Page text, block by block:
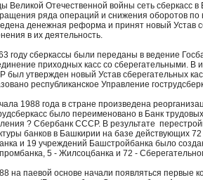
Великой Отечественной войны сеть сберкасс
ряда операций и снижения оборотов по
денежная реформа и принят новый Устав
в их деятельность.
году сберкассы были переданы в ведение
приходных касс со сберегательными. В
был утвержден новый Устав сберегательных
республиканское Управление
1988 года в стране произведена
было переименовано в Банк
? Сбербанк СССР. В результате
банков в Башкирии на базе действующих
и 19 учреждений Башстройбанка было
5 - Жилсоцбанка и 72 -
на паевой основе начали появляться первые